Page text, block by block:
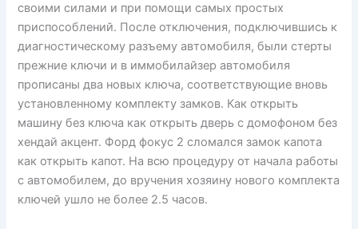
своими силами и при помощи самых простых
приспособлений. После отключения, подключившись к
диагностическому разъему автомобиля, были стерты
прежние ключи и в иммобилайзер автомобиля
прописаны два новых ключа, соответствующие вновь
установленному комплекту замков. Как открыть
машину без ключа как открыть дверь с домофоном без
хендай акцент. Форд фокус 2 сломался замок капота
как открыть капот. На всю процедуру от начала работы
с автомобилем, до вручения хозяину нового комплекта
ключей ушло не более 2.5 часов.